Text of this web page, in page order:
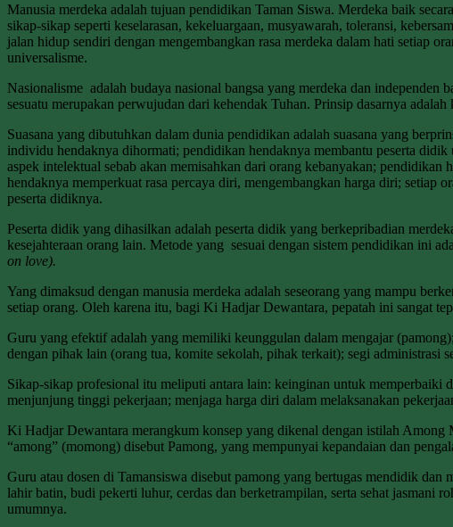
Manusia merdeka adalah tujuan pendidikan Taman Siswa. Merdeka baik
sikap-sikap seperti keselarasan, kekeluargaan, musyawarah, toleransi,
jalan hidup sendiri dengan mengembangkan rasa merdeka dalam hati setiap
universalisme.
Nasionalisme adalah budaya nasional bangsa yang merdeka dan
sesuatu merupakan perwujudan dari kehendak Tuhan. Prinsip dasarnya
Suasana yang dibutuhkan dalam dunia pendidikan adalah suasana yang
individu hendaknya dihormati; pendidikan hendaknya membantu peserta
aspek intelektual sebab akan memisahkan dari orang kebanyakan;
hendaknya memperkuat rasa percaya diri, mengembangkan harga diri; setiap
peserta didiknya.
Peserta didik yang dihasilkan adalah peserta didik yang berkepribadian
kesejahteraan orang lain. Metode yang sesuai dengan sistem pendidikan ini
on love).
Yang dimaksud dengan manusia merdeka adalah seseorang yang mampu
setiap orang. Oleh karena itu, bagi Ki Hadjar Dewantara, pepatah ini sangat
Guru yang efektif adalah yang memiliki keunggulan dalam mengajar
dengan pihak lain (orang tua, komite sekolah, pihak terkait); segi administrasi
Sikap-sikap profesional itu meliputi antara lain: keinginan untuk
menjunjung tinggi pekerjaan; menjaga harga diri dalam melaksanakan
Ki Hadjar Dewantara merangkum konsep yang dikenal dengan istilah Among
“among” (momong) disebut Pamong, yang mempunyai kepandaian dan
Guru atau dosen di Tamansiswa disebut pamong yang bertugas mendidik
lahir batin, budi pekerti luhur, cerdas dan berketrampilan, serta sehat jasmani
umumnya.